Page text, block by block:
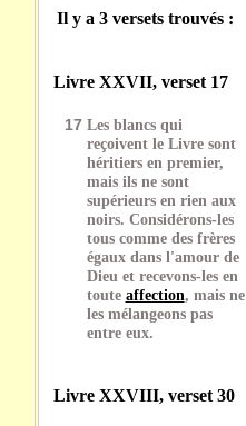
Il y a 3 versets trouvés :
Livre XXVII, verset 17
17 Les blancs qui
reçoivent le Livre sont
héritiers en premier,
mais ils ne sont
supérieurs en rien aux
noirs. Considérons-les
tous comme des frères
égaux dans l'amour de
Dieu et recevons-les en
toute affection, mais ne
les mélangeons pas
entre eux.
Livre XXVIII, verset 30